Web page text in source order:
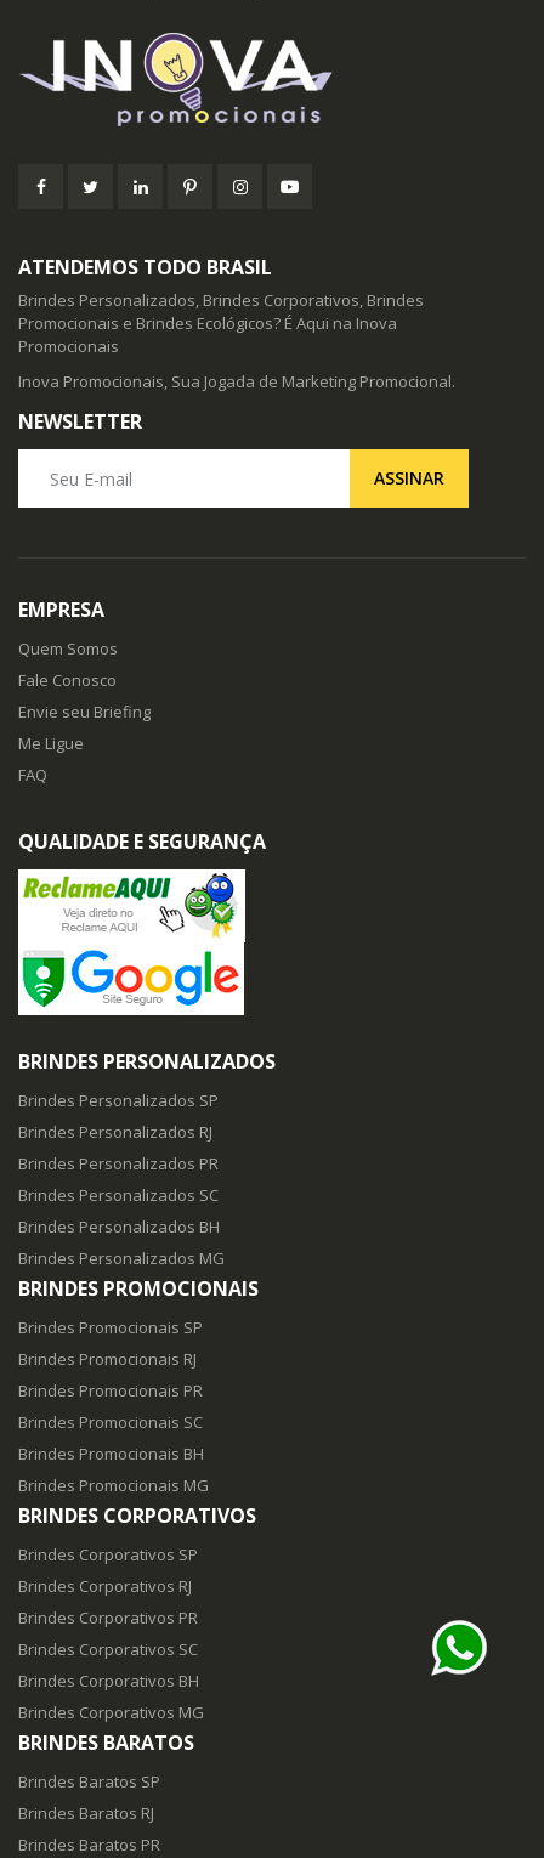
ATENDEMOS TODO BRASIL
Brindes Personalizados, Brindes Corporativos, Brindes
Promocionais e Brindes Ecológicos? É Aqui na Inova
Promocionais
Inova Promocionais, Sua Jogada de Marketing Promocional.
NEWSLETTER
ASSINAR
EMPRESA
Quem Somos
Fale Conosco
Envie seu Briefing
Me Ligue
FAQ
QUALIDADE E SEGURANÇA
BRINDES PERSONALIZADOS
Brindes Personalizados SP
Brindes Personalizados RJ
Brindes Personalizados PR
Brindes Personalizados SC
Brindes Personalizados BH
Brindes Personalizados MG
BRINDES PROMOCIONAIS
Brindes Promocionais SP
Brindes Promocionais RJ
Brindes Promocionais PR
Brindes Promocionais SC
Brindes Promocionais BH
Brindes Promocionais MG
BRINDES CORPORATIVOS
Brindes Corporativos SP
Brindes Corporativos RJ
Brindes Corporativos PR
Brindes Corporativos SC
Brindes Corporativos BH
Brindes Corporativos MG
BRINDES BARATOS
Brindes Baratos SP
Brindes Baratos RJ
Brindes Baratos PR